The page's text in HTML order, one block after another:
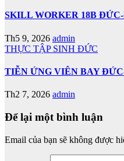
SKILL WORKER 18B
Th5 9, 2026 admin
THỰC TẬP SINH ĐỨC
TIỄN ỨNG VIÊN BAY
Th2 7, 2026 admin
Để lại một bình luận
Email của bạn sẽ không được